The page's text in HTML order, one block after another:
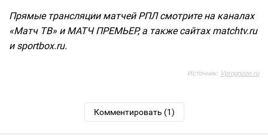
Прямые трансляции матчей РПЛ смотрите на каналах
«Матч ТВ» и МАТЧ ПРЕМЬЕР, а также сайтах matchtv.ru
и sportbox.ru.
Источник: Vprognoze.ru
Комментировать (1)